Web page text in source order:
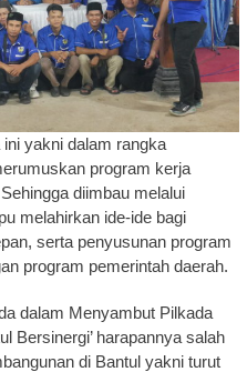
yakni dalam rangka
program kerja
diimbau melalui
melahirkan ide-ide bagi
serta penyusunan program
program pemerintah daerah.
dalam Menyambut Pilkada
Bersinergi’ harapannya salah
di Bantul yakni turut